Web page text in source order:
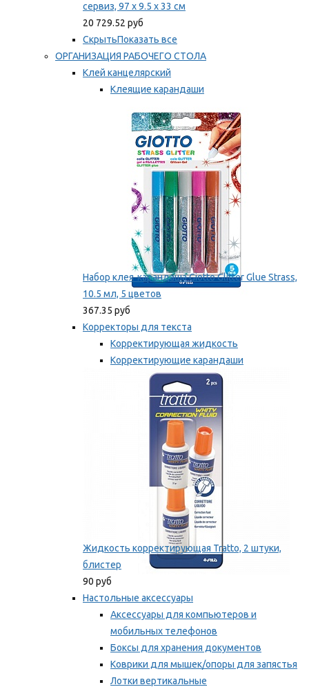
сервиз, 97 x 9.5 x 33 см
20 729.52 руб
СкрытьПоказать все
ОРГАНИЗАЦИЯ РАБОЧЕГО СТОЛА
Клей канцелярский
Клеящие карандаши
Мы рекомендуем
Набор клея-карандаша Giotto Glitter Glue Strass,
10.5 мл, 5 цветов
367.35 руб
Корректоры для текста
Корректирующая жидкость
Корректирующие карандаши
Корректирующие ленты
Мы рекомендуем
Жидкость корректирующая Tratto, 2 штуки,
блистер
90 руб
Настольные аксессуары
Аксессуары для компьютеров и
мобильных телефонов
Боксы для хранения документов
Коврики для мышек/опоры для запястья
Лотки вертикальные